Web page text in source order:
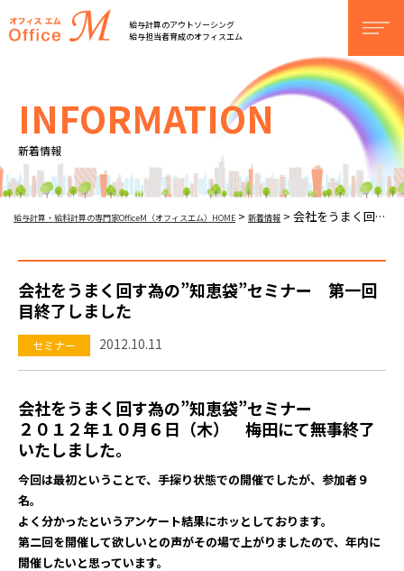
オフィスM
給与計算のアウトソーシング
給与担当者育成のオフィスエム
INFORMATION
新着情報
給与計算・給料計算の専門家OfficeM（オフィスエム）HOME > 新着情報 > 会社をうまく回す為の”知恵袋”セミナー 第一回目終了しました
会社をうまく回す為の”知恵袋”セミナー 第一回
目終了しました
セミナー 2012.10.11
会社をうまく回す為の”知恵袋”セミナー
２０１２年１０月６日（木） 梅田にて無事終了
いたしました。
今回は最初ということで、手探り状態での開催でしたが、参加者９
名。
よく分かったというアンケート結果にホッとしております。
第二回を開催して欲しいとの声がその場で上がりましたので、年内に
開催したいと思っています。